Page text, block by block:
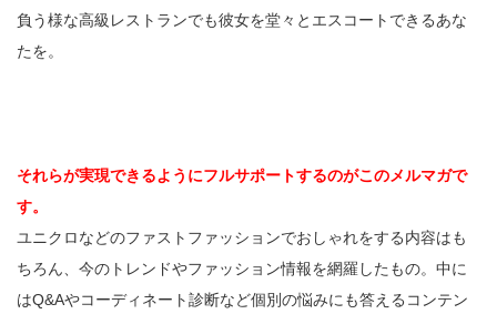
負う様な高級レストランでも彼女を堂々とエスコートできるあな
たを。
それらが実現できるようにフルサポートするのがこのメルマガで
す。
ユニクロなどのファストファッションでおしゃれをする内容はも
ちろん、今のトレンドやファッション情報を網羅したもの。中に
はQ&Aやコーディネート診断など個別の悩みにも答えるコンテン